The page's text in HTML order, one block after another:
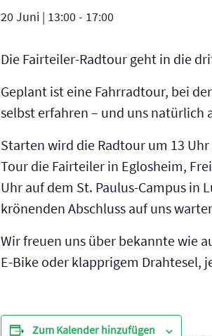
20 Juni | 13:00- 17:00
Die Fairteiler-Radtour geht in die
Geplant ist eine Fahrradtour, bei
selbst erfahren – und uns
Starten wird die Radtour um 13
Tour die Fairteiler in Eglosheim,
Uhr auf dem St. Paulus-Campus in
krönenden Abschluss auf uns
Wir freuen uns über bekannte wie
E-Bike oder klapprigem Drahtesel,
Zum Kalender hinzufügen